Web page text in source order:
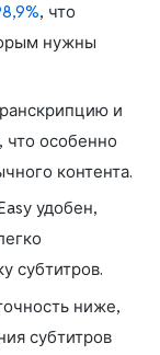
, что
нужны
и
что особенно
контента.
удобен,
субтитров.
ниже,
субтитров